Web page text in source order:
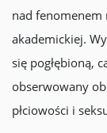
nad fenomenem
akademickiej.
się pogłębioną,
obserwowany
płciowości i